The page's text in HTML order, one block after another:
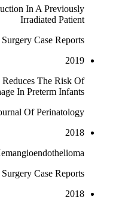
In A Previously
Irradiated Patient
Case Reports
2019
The Risk Of
In Preterm Infants
Of Perinatology
2018
Case Reports
2018